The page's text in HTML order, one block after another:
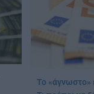
Το «άγνωστο»